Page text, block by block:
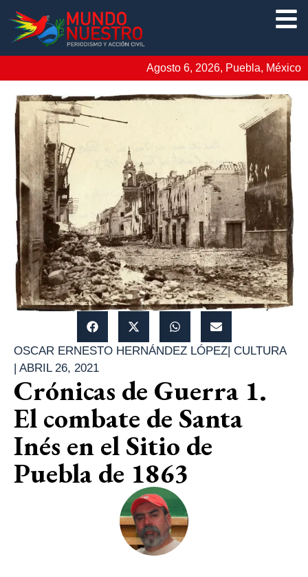
Agosto 6, 2026, Puebla, México
OSCAR ERNESTO HERNÁNDEZ LÓPEZ CULTURA
ABRIL 26, 2021
Crónicas de Guerra 1.
El combate de Santa
Inés en el Sitio de
Puebla de 1863